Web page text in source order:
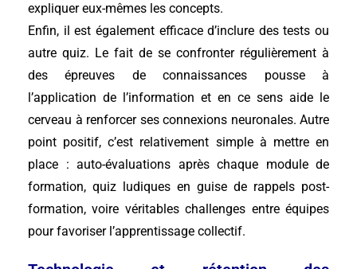
expliquer eux-mêmes les concepts.
Enfin, il est également efficace d’inclure des tests ou
autre quiz. Le fait de se confronter régulièrement à
des épreuves de connaissances pousse à
l’application de l’information et en ce sens aide le
cerveau à renforcer ses connexions neuronales. Autre
point positif, c’est relativement simple à mettre en
place : auto-évaluations après chaque module de
formation, quiz ludiques en guise de rappels post-
formation, voire véritables challenges entre équipes
pour favoriser l’apprentissage collectif.